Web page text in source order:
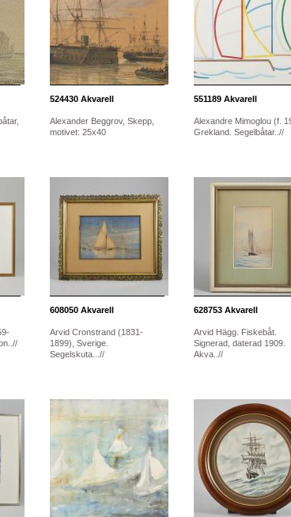
524430Akvarell
Alexander Beggrov, Skepp,
motivet: 25x40
551189Akvarell
Alexandre Mimoglou (f.
Grekland. Segelbåtar..//
608050Akvarell
Arvid Cronstrand (1831-
1899), Sverige.
Segelskuta...//
628753Akvarell
Arvid Hägg. Fiskebåt.
Signerad, daterad 1909.
Akva..//